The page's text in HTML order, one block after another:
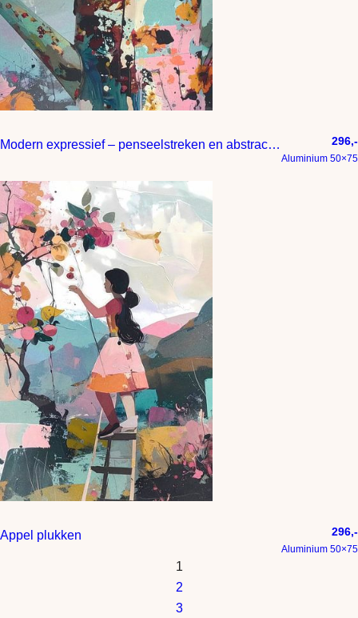
Modern expressief – penseelstreken en abstracte kleurige vlakken 296,-
Aluminium 50×75
Appel plukken 296,-
Aluminium 50×75
1
2
3